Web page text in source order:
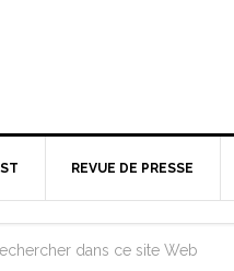
REVUE DE PRESSE